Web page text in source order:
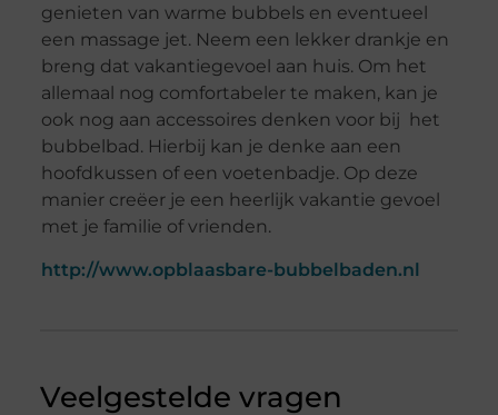
genieten van warme bubbels en eventueel
een massage jet. Neem een lekker drankje en
breng dat vakantiegevoel aan huis. Om het
allemaal nog comfortabeler te maken, kan je
ook nog aan accessoires denken voor bij het
bubbelbad. Hierbij kan je denke aan een
hoofdkussen of een voetenbadje. Op deze
manier creëer je een heerlijk vakantie gevoel
met je familie of vrienden.
http://www.opblaasbare-bubbelbaden.nl
Veelgestelde vragen